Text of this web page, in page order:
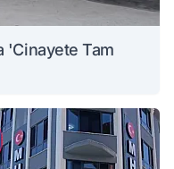
'Cinayete Tam